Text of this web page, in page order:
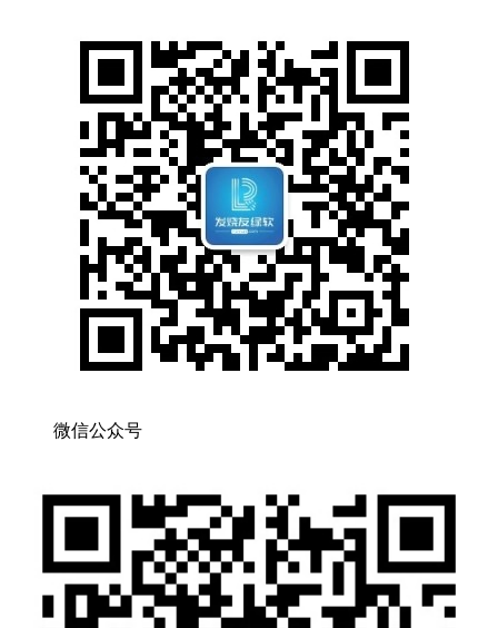
微信公众号